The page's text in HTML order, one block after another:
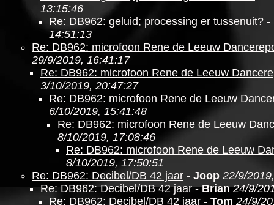
13:15:46
Re: DB962: geluid; processing er tussenuit? -
14:51:13
Re: DB962: microfoon Rene de Leeuw
29/9/2019, 16:41:17
Re: DB962: microfoon Rene de Leeuw
3/10/2019, 20:47:27
Re: DB962: microfoon Rene de Leeuw
6/10/2019, 15:41:48
Re: DB962: microfoon Rene de Leeuw
8/10/2019, 17:08:46
Re: DB962: microfoon Rene de Leeuw
8/10/2019, 17:50:51
Re: DB962: Decibel/DB 42 jaar - Joop 22/9/
Re: DB962: Decibel/DB 42 jaar-Brian 24/9/
Re: DB962: Decibel/DB 42 jaar - Tom 24/9/